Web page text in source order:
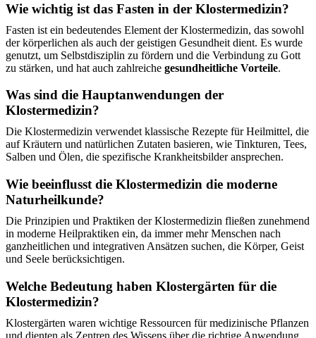
Wie wichtig ist das Fasten in der Klostermedizin?
Fasten ist ein bedeutendes Element der Klostermedizin, das sowohl
der körperlichen als auch der geistigen Gesundheit dient. Es wurde
genutzt, um Selbstdisziplin zu fördern und die Verbindung zu Gott
zu stärken, und hat auch zahlreiche gesundheitliche Vorteile.
Was sind die Hauptanwendungen der
Klostermedizin?
Die Klostermedizin verwendet klassische Rezepte für Heilmittel, die
auf Kräutern und natürlichen Zutaten basieren, wie Tinkturen, Tees,
Salben und Ölen, die spezifische Krankheitsbilder ansprechen.
Wie beeinflusst die Klostermedizin die moderne
Naturheilkunde?
Die Prinzipien und Praktiken der Klostermedizin fließen zunehmend
in moderne Heilpraktiken ein, da immer mehr Menschen nach
ganzheitlichen und integrativen Ansätzen suchen, die Körper, Geist
und Seele berücksichtigen.
Welche Bedeutung haben Klostergärten für die
Klostermedizin?
Klostergärten waren wichtige Ressourcen für medizinische Pflanzen
und dienten als Zentren des Wissens über die richtige Anwendung